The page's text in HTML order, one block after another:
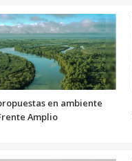
en ambiente
Amplio